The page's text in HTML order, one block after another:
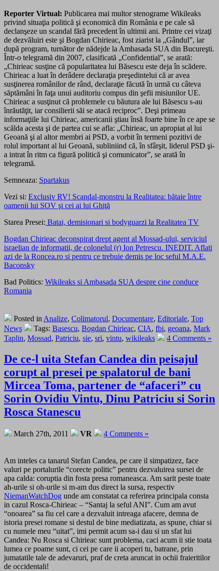
Reporter Virtual: Publicarea mai multor stenograme Wikileaks
privind situaţia politică şi economică din România e pe cale să
declanşeze un scandal fără precedent în ultimii ani. Printre cei vizaţi
de dezvăluiri este şi Bogdan Chirieac, fost ziarist la „Gândul”, iar
după program, turnător de nădejde la Ambasada SUA din Bucureşti.
Într-o telegramă din 2007, clasificată „Confidential”, se arată:
„Chirieac susţine că popularitatea lui Băsescu este deja în scădere.
Chirieac a luat în derâdere declaraţia preşedintelui că ar avea
susţinerea românilor de rând, declaraţie făcută în urmă cu câteva
săptămâni în faţa unui auditoriu compus din şefii misiunilor UE.
Chirieac a susţinut că problemele cu băutura ale lui Băsescu s-au
înrăutăţit, iar consilierii săi se atacă reciproc”. Deşi primeau
informaţiile lui Chirieac, americanii ştiau însă foarte bine în ce ape se
scălda acesta şi de partea cui se afla: „Chirieac, un apropiat al lui
Geoană şi al altor membri ai PSD, a vorbit în termeni pozitivi de
rolul important al lui Geoană, subliniind că, în sfârşit, liderul PSD şi-
a intrat în ritm ca figură politică şi comunicator”, se arată în
telegramă.
Semneaza: Spartakus
Vezi si: Exclusiv RV! Scandal-monstru la Realitatea: bătaie între
oamenii lui SOV şi cei ai lui Ghiţă
Starea Presei: Batai, demisionari si bodyguarzi la Realitatea TV
Bogdan Chirieac deconspirat drept agent al Mossad-ului, serviciul
israelian de informatii, de colonelul (r) Ion Petrescu. INEDIT. Aflati
azi de la Roncea.ro si pentru ce trebuie demis pe loc seful M.A.E.
Baconsky
Bad Politics: Wikileaks si Ambasada SUA despre cine conduce
Romania
Posted in Analize, Colimatorul, Documentare, Editoriale, Top
News
Tags: Basescu, Bogdan Chirieac, CIA, fbi, geoana, Mark
Taplin, Mossad, Patriciu, sie, sri, vintu, wikileaks 4 Comments »
De ce-l uita Stefan Candea din peisajul
corupt al presei pe spalatorul de bani
Mircea Toma, partener de “afaceri” cu
Sorin Ovidiu Vintu, Dinu Patriciu si Sorin
Rosca Stanescu
March 27th, 2011 VR 4 Comments »
Am inteles ca tanarul Stefan Candea, pe care il simpatizez, face
valuri pe portalurile “corecte politic” pentru dezvaluirea sursei de
apa calda: coruptia din fosta presa romaneasca. Am sarit peste toate
ah-urile si oh-urile si m-am dus direct la sursa, respectiv
NiemanWatchDog unde am constatat ca referirea principala consta
in cazul Rosca-Chirieac – “Santaj la seful ANI”. Cum am avut
“onoarea” sa fiu cel care a dezvaluit intreaga afacere, demna de
istoria presei romane si destul de bine mediatizata, as spune, chiar si
cu numele meu “uitat”, imi permit acum sa-i dau si un sfat lui
Candea: Nu Rosca si Chirieac sunt problema, caci acum ii stie toata
lumea ce poame sunt, ci cei pe care ii acoperi tu, batrane, prin
jumatatile tale de adevaruri, praf de creta aruncat in ochii fraieritilor
de occidentali!